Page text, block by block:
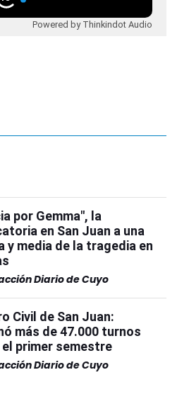
Powered by Thinkindot Audio
por Gemma", la
en San Juan a una
y media de la tragedia en
Diario de Cuyo
Civil de San Juan:
más de 47.000 turnos
el primer semestre
Diario de Cuyo